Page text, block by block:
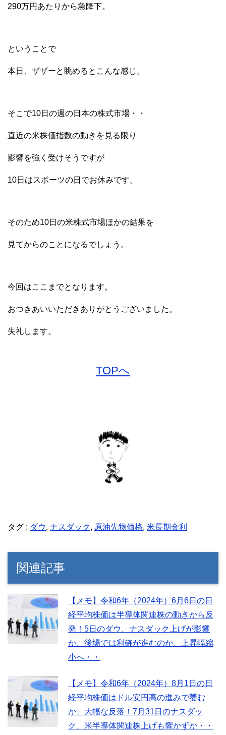
290万円あたりから急降下。
ということで
本日、ザザーと眺めるとこんな感じ。
そこで10日の週の日本の株式市場・・
直近の米株価指数の動きを見る限り
影響を強く受けそうですが
10日はスポーツの日でお休みです。
そのため10日の米株式市場ほかの結果を
見てからのことになるでしょう。
今回はここまでとなります。
おつきあいいただきありがとうございました。
失礼します。
TOPへ
タグ : ダウ, ナスダック, 原油先物価格, 米長期金利
関連記事
【メモ】令和6年（2024年）6月6日の日
経平均株価は半導体関連株の動きから反
発！5日のダウ、ナスダック上げが影響
か、後場では利確が進むのか、上昇幅縮
小へ・・
【メモ】令和6年（2024年）8月1日の日
経平均株価はドル安円高の進みで萎む
か、大幅な反落！7月31日のナスダッ
ク、米半導体関連株上げも響かずか・・